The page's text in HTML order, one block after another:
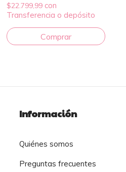
$22.799,99 con
Transferencia o depósito
Información
Quiénes somos
Preguntas frecuentes